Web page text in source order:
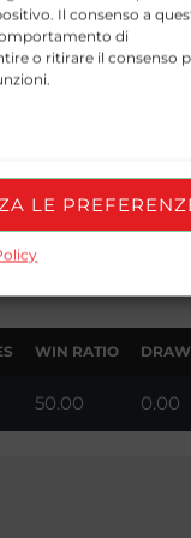
Il consenso a
di
o ritirare il consenso
LE
35.29 29.41
WIN RATIO
50.00 0.00
WIN RATIO
50.00 0.00